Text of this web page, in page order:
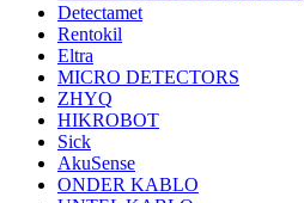
Detectamet
Rentokil
Eltra
MICRO DETECTORS
ZHYQ
HIKROBOT
Sick
AkuSense
ONDER KABLO